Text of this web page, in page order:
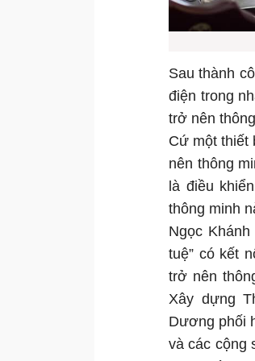
Sau thành
điện trong
trở nên
Cứ một thiết
nên thông
là điều
thông minh
Ngọc
tuệ” có kết
trở nên
Xây dựng
Dương phối
và các cộng